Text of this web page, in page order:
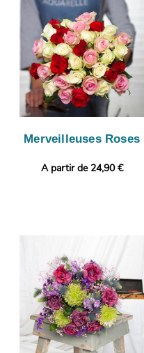
Merveilleuses Roses
A partir de 24,90 €